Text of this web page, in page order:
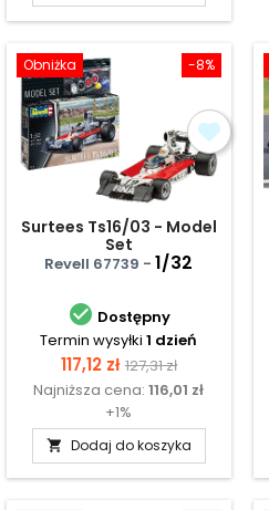
-8%
Obniżka
Surtees Ts16/03 - Model
Set
Revell 67739 -1/32
 Dostępny
Termin wysyłki 1 dzień
Cena
117,12 zł Cena
podstawowa
127,31 zł
Najniższa cena:116,01 zł
+1%
 Dodaj do koszyka